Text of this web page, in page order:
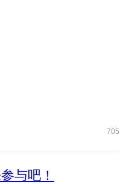
705
与吧！